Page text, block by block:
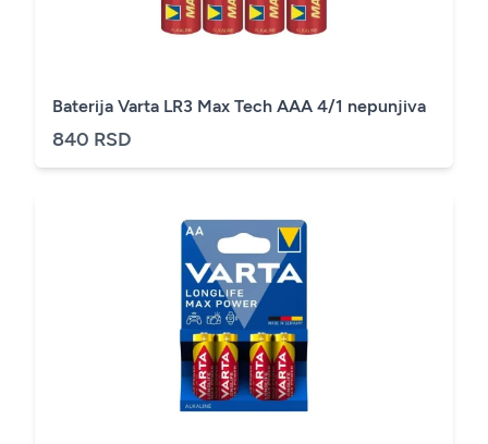
Baterija Varta LR3 Max Tech AAA 4/1 nepunjiva
840 RSD